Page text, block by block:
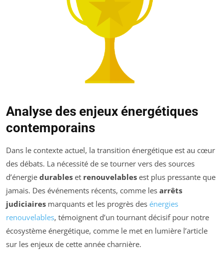
Analyse des enjeux énergétiques
contemporains
Dans le contexte actuel, la transition énergétique est au cœur
des débats. La nécessité de se tourner vers des sources
d’énergie durables et renouvelables est plus pressante que
jamais. Des événements récents, comme les arrêts
judiciaires marquants et les progrès des énergies
renouvelables, témoignent d’un tournant décisif pour notre
écosystème énergétique, comme le met en lumière l’article
sur les enjeux de cette année charnière.